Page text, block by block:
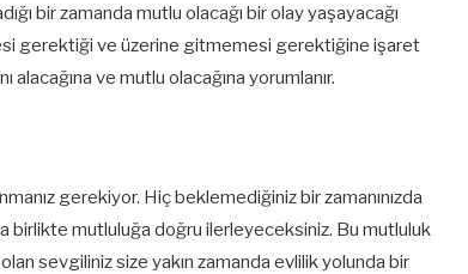
bir zamanda mutlu olacağı bir olay yaşayacağı
gerektiği ve üzerine gitmemesi gerektiğine işaret
alacağına ve mutlu olacağına yorumlanır.
gerekiyor. Hiç beklemediğiniz bir zamanınızda
birlikte mutluluğa doğru ilerleyeceksiniz. Bu mutluluk
sevgiliniz size yakın zamanda evlilik yolunda bir